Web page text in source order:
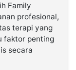
Family
profesional,
terapi yang
faktor penting
secara